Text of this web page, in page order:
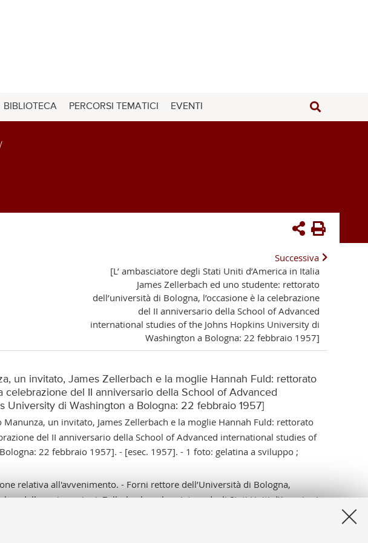
BIBLIOTECA PERCORSI TEMATICI EVENTI
/
Successiva
[L’ ambasciatore degli Stati Uniti d’America in Italia
James Zellerbach ed uno studente: rettorato
dell’università di Bologna, l’occasione è la celebrazione
del II anniversario della School of Advanced
international studies of the Johns Hopkins University di
Washington a Bologna: 22 febbraio 1957]
un invitato, James Zellerbach e la moglie Hannah Fuld: rettorato
celebrazione del II anniversario della School of Advanced
University di Washington a Bologna: 22 febbraio 1957]
un invitato, James Zellerbach e la moglie Hannah Fuld: rettorato
del II anniversario della School of Advanced international studies of
22 febbraio 1957]. - [esec. 1957]. - 1 foto: gelatina a sviluppo ;
relativa all'avvenimento. - Forni rettore dell’Università di Bologna,
e delle assicurazioni, Zellerbach ambasciatore degli Stati Uniti d’America in